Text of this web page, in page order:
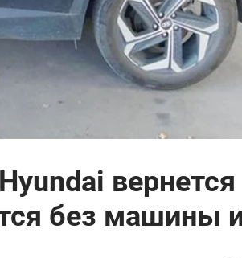
вернется
без машины